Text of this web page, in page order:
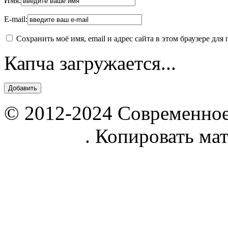
E-mail:
Сохранить моё имя, email и адрес сайта в этом браузере
Капча загружается...
© 2012-2024
. Копировать